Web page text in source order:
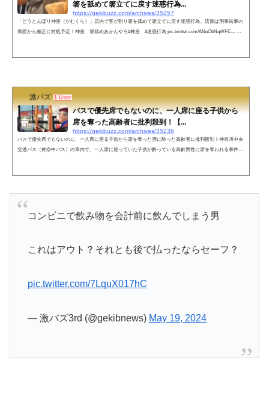
箸を舐めて箸立てに戻す迷惑行為...
https://gekibuzz.com/archives/35257
「どうとんぼり神座（かむくら）」店内で客が割り箸を舐めて箸立てに戻す迷惑行為。店側は刑事民事の
両面から厳正に対処予定！神座 箸舐めあかんやろ#神座 #迷惑行為 pic.twitter.com/ANeObNqWFE— UK
激バズ 1 User
バスで優先席でもないのに、一人席に座る子供から
席を奪った高齢者に批判殺到！【...
https://gekibuzz.com/archives/35236
バスで優先席でもないのに、一人席に座る子供から席を奪った酒に酔った高齢者に批判殺到！神奈川中央
交通バス（神奈中バス）の車内で、一人席に座っていた子供が酔っている高齢男性に席を奪われる事件が
コンビニで飲み物を会計前に飲んでしまう男
これはアウト？それとも後で払ったならセーフ？
pic.twitter.com/7LquX017hC
— 激バズ3rd (@gekibnews) May 19, 2024